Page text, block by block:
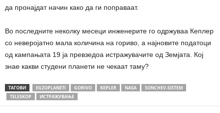
да пронајдат начин како да ги поправаат.
Во последните неколку месеци инженерите го одржуваа Кеплер
со неверојатно мала количина на гориво, а најновите податоци
од кампањата 19 ја превзедоа истражувачите од Земјата. Кој
знае какви студени планети не чекаат таму?
ТАГОВИ EGZOPLANETI GORIVO KEPLER NASA
SONCHEV-SISTEM
TELESKOP
ИСТРАЖУВАЊЕ